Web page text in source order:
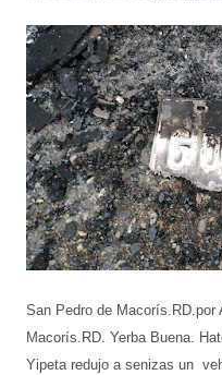
San Pedro de Macorís.RD.por
Macorís.RD. Yerba Buena.
Yipeta redujo a senizas un